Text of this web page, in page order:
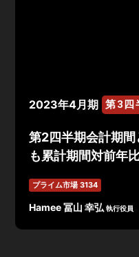
2023年4月期 第3四
第2四半期会計期間
も累計期間対前年
プライム市場 3134
Hamee 冨山 幸弘執行役員